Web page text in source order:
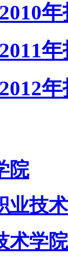
院
业技
术学院